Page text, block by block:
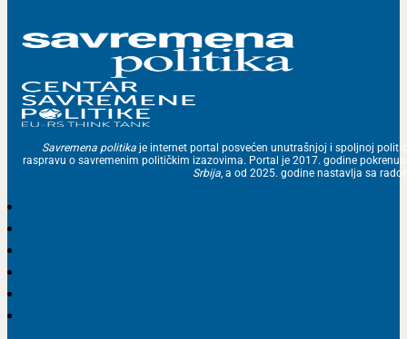
Savremena politika je internet portal posvećen unutrašnjoj i spoljnoj
raspravu o savremenim političkim izazovima. Portal je 2017. godine
Srbija, a od 2025. godine nastavlja sa